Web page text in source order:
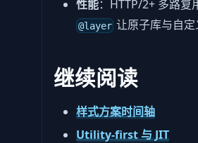
性能：HTTP/2+ 多路复
@layer 让原子库与自定
继续阅读
样式方案时间轴
Utility-first 与 JIT